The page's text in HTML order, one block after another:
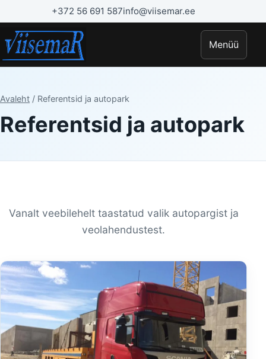
+372 56 691 587info@viisemar.ee
Menüü
Avaleht / Referentsid ja autopark
Referentsid ja autopark
Vanalt veebilehelt taastatud valik autopargist ja
veolahendustest.